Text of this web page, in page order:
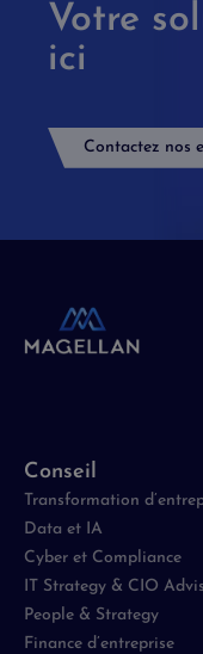
Votre
ici
Contactez nos
Conseil
Transformation
Data et IA
Cyber et Compliance
IT Strategy & CIO
People & Strategy
Finance d’entreprise